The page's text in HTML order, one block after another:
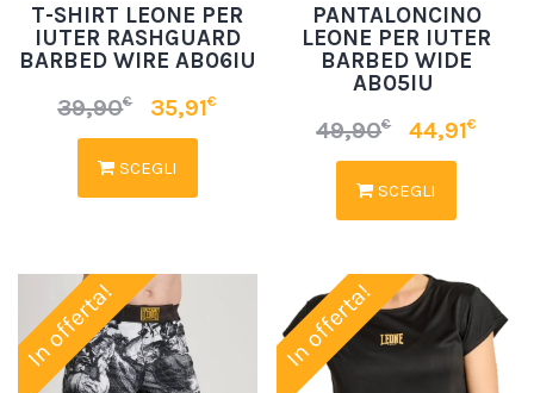
T-SHIRT LEONE PER
IUTER RASHGUARD
BARBED WIRE AB06IU
39,90€ 35,91€
SCEGLI
PANTALONCINO
LEONE PER IUTER
BARBED WIDE
AB05IU
49,90€ 44,91€
SCEGLI
In offerta! In offerta!